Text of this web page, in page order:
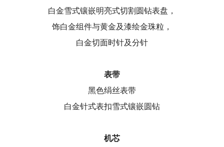
白金雪式镶嵌明亮式切割圆钻表盘，
饰白金组件与黄金及漆绘金珠粒，
白金切面时针及分针
表带
黑色绢丝表带
白金针式表扣雪式镶嵌圆钻
机芯